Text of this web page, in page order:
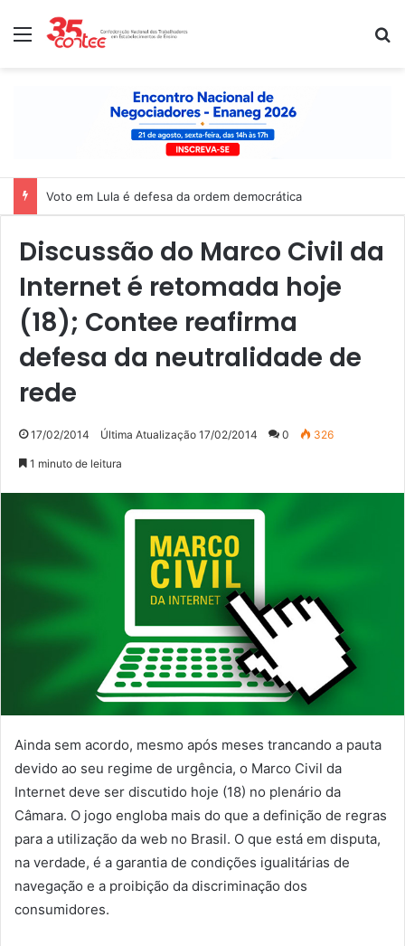
Menu
Voto em Lula é defesa da ordem democrática
Discussão do Marco Civil da
Internet é retomada hoje
(18); Contee reafirma
defesa da neutralidade de
rede
17/02/2014 Última Atualização 17/02/2014 0 326
1 minuto de leitura
Ainda sem acordo, mesmo após meses trancando a pauta
devido ao seu regime de urgência, o Marco Civil da
Internet deve ser discutido hoje (18) no plenário da
Câmara. O jogo engloba mais do que a definição de regras
para a utilização da web no Brasil. O que está em disputa,
na verdade, é a garantia de condições igualitárias de
navegação e a proibição da discriminação dos
consumidores.